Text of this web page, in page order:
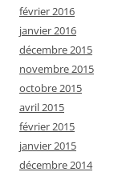
février 2016
janvier 2016
décembre 2015
novembre 2015
octobre 2015
avril 2015
février 2015
janvier 2015
décembre 2014